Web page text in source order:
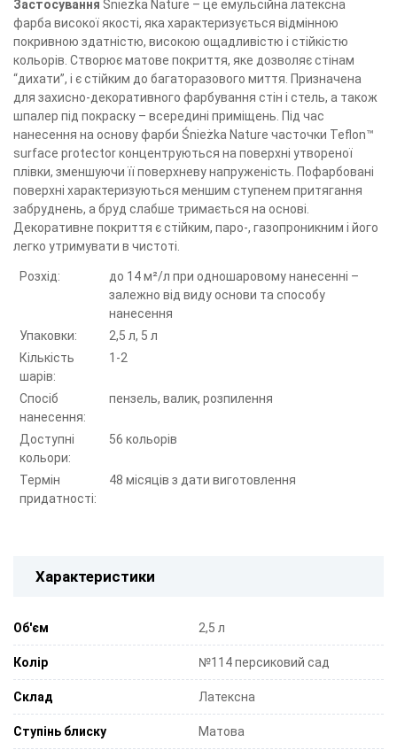
Застосування Śnieżka Nature – це емульсійна латексна
фарба високої якості, яка характеризується відмінною
покривною здатністю, високою ощадливістю і стійкістю
кольорів. Створює матове покриття, яке дозволяє стінам
“дихати”, і є стійким до багаторазового миття. Призначена
для захисно-декоративного фарбування стін і стель, а також
шпалер під покраску – всередині приміщень. Під час
нанесення на основу фарби Śnieżka Nature часточки Teflon™
surface protector концентруються на поверхні утвореної
плівки, зменшуючи її поверхневу напруженість. Пофарбовані
поверхні характеризуються меншим ступенем притягання
забруднень, а бруд слабше тримається на основі.
Декоративне покриття є стійким, паро-, газопроникним і його
легко утримувати в чистоті.
Розхід:
до 14 м²/л при одношаровому нанесенні –
залежно від виду основи та способу
нанесення
Упаковки:
2,5 л, 5 л
Кількість
шарів:
1-2
Спосіб
нанесення:
пензель, валик, розпилення
Доступні
кольори:
56 кольорів
Термін
придатності:
48 місяців з дати виготовлення
Характеристики
Об'єм 2,5 л
Колір №114 персиковий сад
Склад Латексна
Ступінь блиску Матова